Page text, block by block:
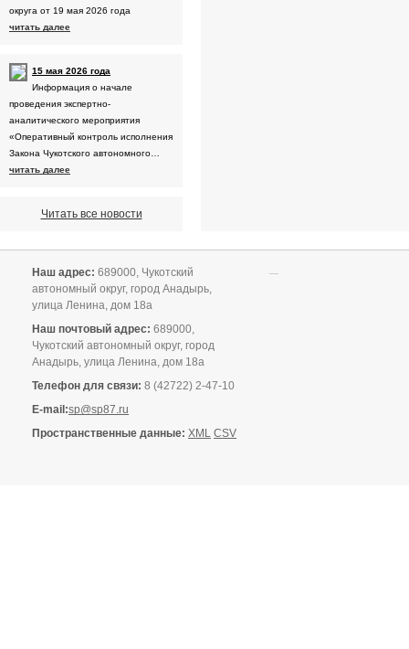
округа от 19 мая 2026 года
читать далее
15 мая 2026 года
Информация о начале
проведения экспертно-
аналитического мероприятия
«Оперативный контроль исполнения
Закона Чукотского автономного…
читать далее
Читать все новости
Наш адрес: 689000, Чукотский
автономный округ, город Анадырь,
улица Ленина, дом 18а
Наш почтовый адрес: 689000,
Чукотский автономный округ, город
Анадырь, улица Ленина, дом 18а
Телефон для связи: 8 (42722) 2-47-10
E-mail:sp@sp87.ru
Пространственные данные: XML CSV